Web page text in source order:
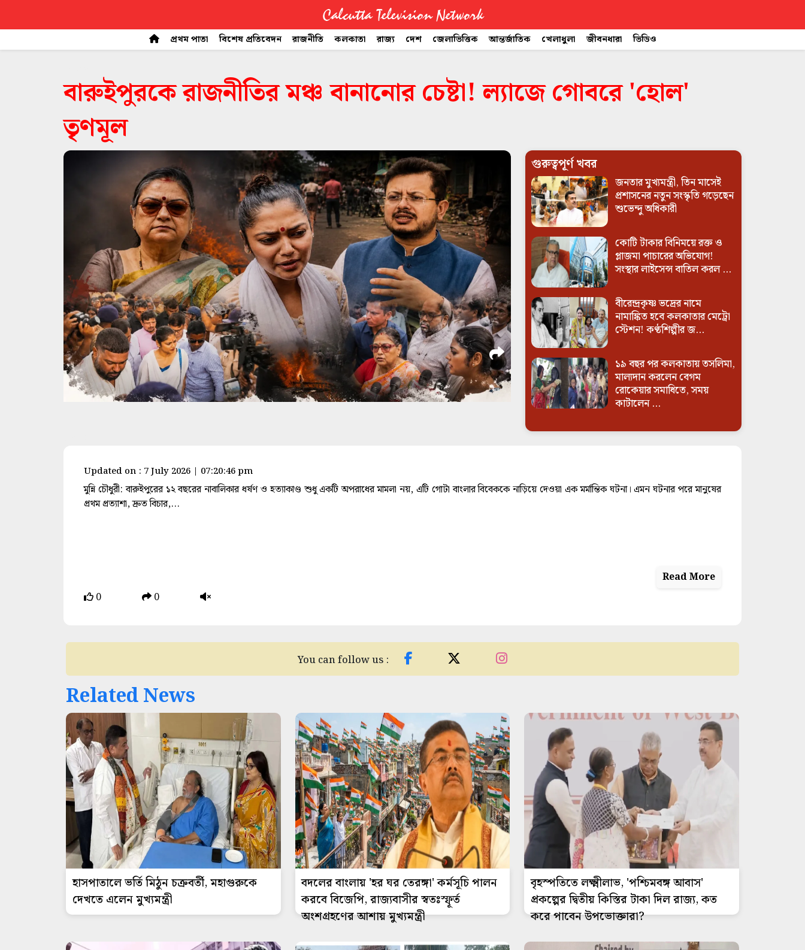
Calcutta Television Network
প্রথম পাতা বিশেষ প্রতিবেদন রাজনীতি কলকাতা রাজ্য দেশ জেলাভিত্তিক আন্তর্জাতিক খেলাধুলা জীবনধারা ভিডিও
বারুইপুরকে রাজনীতির মঞ্চ বানানোর চেষ্টা! ল্যাজে গোবরে 'হোল'
তৃণমূল
গুরুত্বপূর্ণ খবর
জনতার মুখ্যমন্ত্রী, তিন মাসেই
প্রশাসনের নতুন সংস্কৃতি গড়েছেন
শুভেন্দু অধিকারী
কোটি টাকার বিনিময়ে রক্ত ও
প্লাজমা পাচারের অভিযোগ!
সংস্থার লাইসেন্স বাতিল করল ...
বীরেন্দ্রকৃষ্ণ ভদ্রের নামে
নামাঙ্কিত হবে কলকাতার মেট্রো
স্টেশন! কণ্ঠশিল্পীর জ...
১৯ বছর পর কলকাতায় তসলিমা,
মাল্যদান করলেন বেগম
রোকেয়ার সমাধিতে, সময়
কাটালেন ...
Updated on : 7 July 2026 | 07:20:46 pm
মুন্নি চৌধুরী: বারুইপুরের ১২ বছরের নাবালিকার ধর্ষণ ও হত্যাকাণ্ড শুধু একটি অপরাধের মামলা নয়, এটি গোটা বাংলার বিবেককে নাড়িয়ে দেওয়া এক মর্মান্তিক ঘটনা। এমন ঘটনার পরে মানুষের
প্রথম প্রত্যাশা, দ্রুত বিচার,...
Read More
0
0
You can follow us :
Related News
হাসপাতালে ভর্তি মিঠুন চক্রবর্তী, মহাগুরুকে
দেখতে এলেন মুখ্যমন্ত্রী
বদলের বাংলায় 'হর ঘর তেরঙ্গা' কর্মসূচি পালন
করবে বিজেপি, রাজ্যবাসীর স্বতঃস্ফূর্ত
অংশগ্রহণের আশায় মুখ্যমন্ত্রী
বৃহস্পতিতে লক্ষ্মীলাভ, 'পশ্চিমবঙ্গ আবাস'
প্রকল্পের দ্বিতীয় কিস্তির টাকা দিল রাজ্য, কত
করে পাবেন উপভোক্তারা?